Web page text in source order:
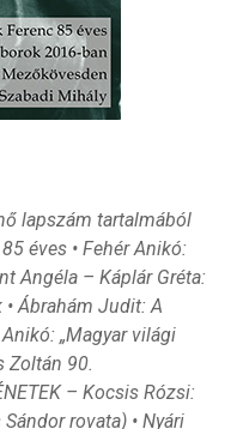
lapszám tartalmából
éves • Fehér Anikó:
Angéla – Káplár Gréta:
Ábrahám Judit: A
„Magyar világi
Zoltán 90.
– Kocsis Rózsi:
rovata) • Nyári